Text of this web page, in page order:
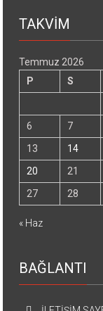
TAKVİM
Temmuz 2026
P
S
6
7
13
14
20
21
27
28
« Haz
BAĞLANTI